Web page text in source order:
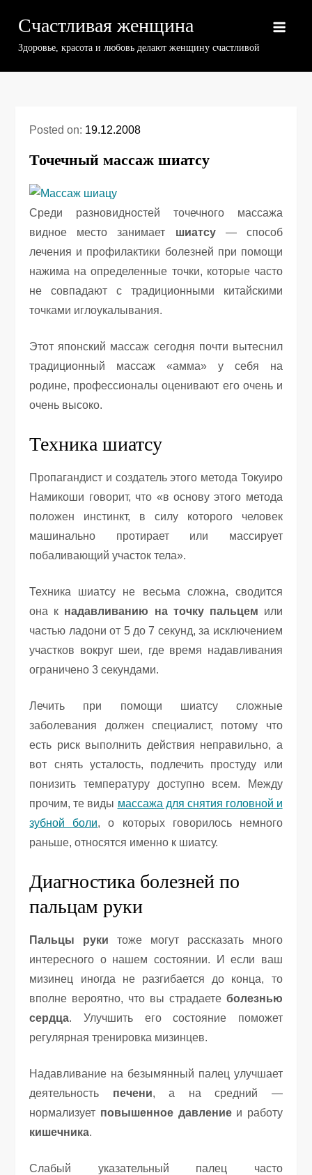
content
Счастливая женщина
Здоровье, красота и любовь делают женщину счастливой
Posted on: 19.12.2008
Точечный массаж шиатсу
Среди разновидностей точечного массажа
видное место занимает шиатсу— способ
лечения и профилактики болезней при помощи
нажима на определенные точки, которые часто
не совпадают с традиционными китайскими
точками иглоукалывания.
Этот японский массаж сегодня почти вытеснил
традиционный массаж «амма» у себя на
родине, профессионалы оценивают его очень и
очень высоко.
Техника шиатсу
Пропагандист и создатель этого метода Токуиро
Намикоши говорит, что «в основу этого метода
положен инстинкт, в силу которого человек
машинально протирает или массирует
побаливающий участок тела».
Техника шиатсу не весьма сложна, сводится
она к надавливанию на точку пальцем или
частью ладони от 5 до 7 секунд, за исключением
участков вокруг шеи, где время надавливания
ограничено 3 секундами.
Лечить при помощи шиатсу сложные
заболевания должен специалист, потому что
есть риск выполнить действия неправильно, а
вот снять усталость, подлечить простуду или
понизить температуру доступно всем. Между
прочим, те виды массажа для снятия головной и
зубной боли, о которых говорилось немного
раньше, относятся именно к шиатсу.
Диагностика болезней по
пальцам руки
Пальцы руки тоже могут рассказать много
интересного о нашем состоянии. И если ваш
мизинец иногда не разгибается до конца, то
вполне вероятно, что вы страдаете болезнью
сердца. Улучшить его состояние поможет
регулярная тренировка мизинцев.
Надавливание на безымянный палец улучшает
деятельность печени, а на средний —
нормализует повышенное давлениеи работу
кишечника.
Слабый указательный палец часто